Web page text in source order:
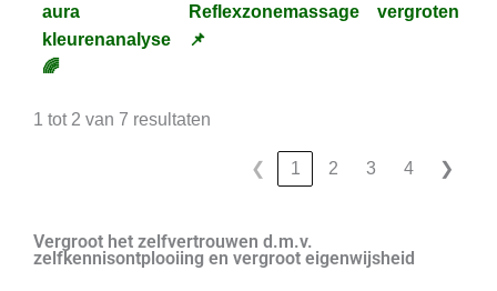
aura
kleurenanalyse
🌈
Reflexzonemassage
📌
vergroten
1 tot 2 van 7 resultaten
❮ 1 2 3 4 ❯
Vergroot het zelfvertrouwen d.m.v.
zelfkennisontplooiing en vergroot eigenwijsheid